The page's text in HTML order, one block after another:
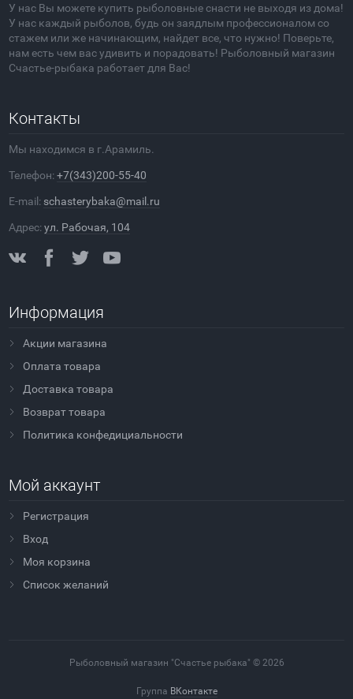
У нас Вы можете купить рыболовные снасти не выходя из дома!
У нас каждый рыболов, будь он заядлым профессионалом со
стажем или же начинающим, найдет все, что нужно! Поверьте,
нам есть чем вас удивить и порадовать! Рыболовный магазин
Счастье-рыбака работает для Вас!
Контакты
Мы находимся в г.Арамиль.
Телефон:+7(343)200-55-40
E-mail: schasterybaka@mail.ru
Адрес:ул. Рабочая, 104
Информация
Акции магазина
Оплата товара
Доставка товара
Возврат товара
Политика конфедициальности
Мой аккаунт
Регистрация
Вход
Моя корзина
Cписок желаний
Рыболовный магазин "Счастье рыбака" © 2026
Группа ВКонтакте